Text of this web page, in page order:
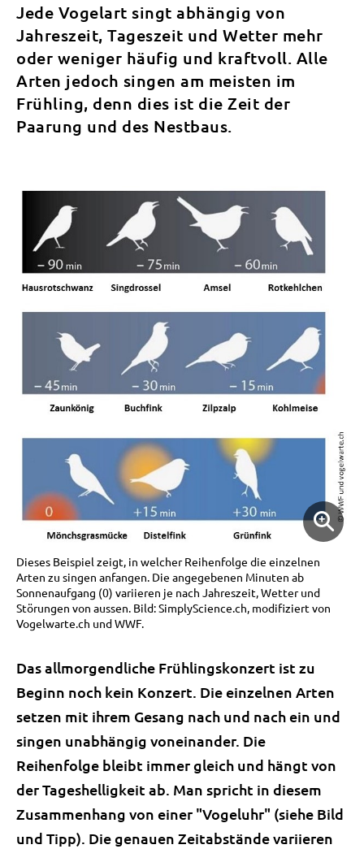
Jede Vogelart singt abhängig von
Jahreszeit, Tageszeit und Wetter mehr
oder weniger häufig und kraftvoll. Alle
Arten jedoch singen am meisten im
Frühling, denn dies ist die Zeit der
Paarung und des Nestbaus.
Dieses Beispiel zeigt, in welcher Reihenfolge die einzelnen
Arten zu singen anfangen. Die angegebenen Minuten ab
Sonnenaufgang (0) variieren je nach Jahreszeit, Wetter und
Störungen von aussen. Bild: SimplyScience.ch, modifiziert von
Vogelwarte.ch und WWF.
Das allmorgendliche Frühlingskonzert ist zu
Beginn noch kein Konzert. Die einzelnen Arten
setzen mit ihrem Gesang nach und nach ein und
singen unabhängig voneinander. Die
Reihenfolge bleibt immer gleich und hängt von
der Tageshelligkeit ab. Man spricht in diesem
Zusammenhang von einer "Vogeluhr" (siehe Bild
und Tipp). Die genauen Zeitabstände variieren